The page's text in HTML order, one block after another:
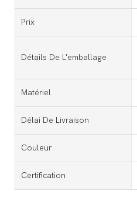
Prix
Détails De L'emballage
Matériel
Délai De Livraison
Couleur
Certification